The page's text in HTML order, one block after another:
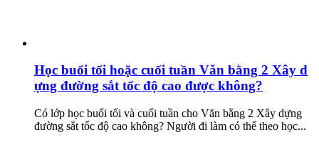
Học buổi tối hoặc cuối tuần Văn bằng 2 Xây d
ựng đường sắt tốc độ cao được không?
Có lớp học buổi tối và cuối tuần cho Văn bằng 2 Xây dựng
đường sắt tốc độ cao không? Người đi làm có thể theo học...